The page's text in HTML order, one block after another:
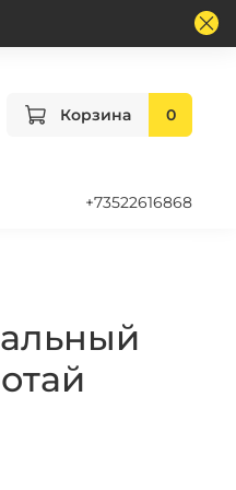
Корзина 0
+73522616868